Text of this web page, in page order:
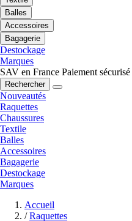
Balles
Accessoires
Bagagerie
Destockage
Marques
SAV en France Paiement sécurisé
Rechercher
Nouveautés
Raquettes
Chaussures
Textile
Balles
Accessoires
Bagagerie
Destockage
Marques
Accueil
/ Raquettes